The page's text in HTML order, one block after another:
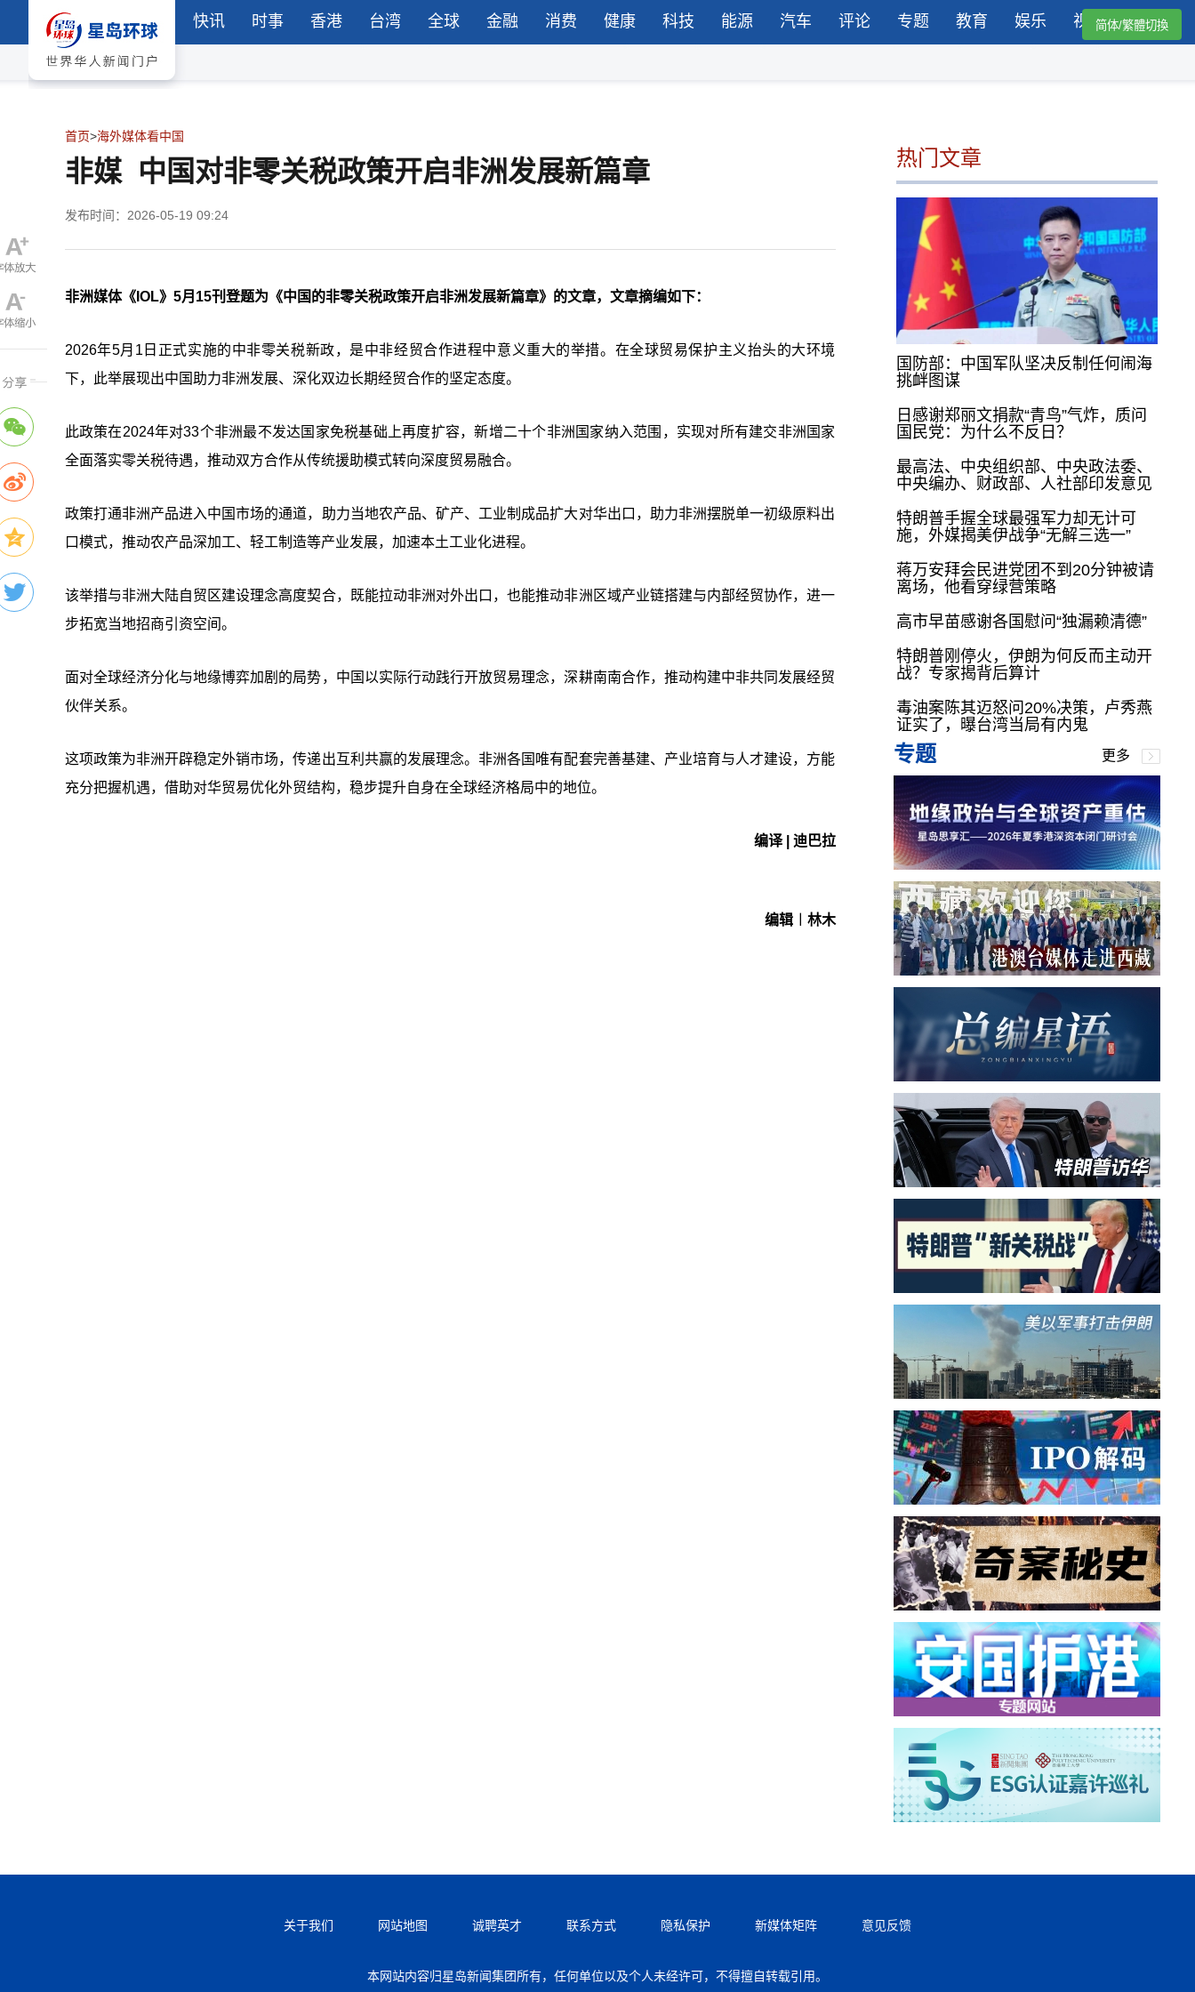
快讯 时事 香港 台湾 全球 金融 消费 健康 科技 能源 汽车 评论 专题 教育 娱乐 视频简体/繁體切換
首页>海外媒体看中国
非媒 中国对非零关税政策开启非洲发展新篇章
发布时间：2026-05-19 09:24
非洲媒体《IOL》5月15刊登题为《中国的非零关税政策开启非洲发展新篇章》的文章，文章摘编如下：
2026年5月1日正式实施的中非零关税新政，是中非经贸合作进程中意义重大的举措。在全球贸易保护主义抬头的大环境
下，此举展现出中国助力非洲发展、深化双边长期经贸合作的坚定态度。
此政策在2024年对33个非洲最不发达国家免税基础上再度扩容，新增二十个非洲国家纳入范围，实现对所有建交非洲国家
全面落实零关税待遇，推动双方合作从传统援助模式转向深度贸易融合。
政策打通非洲产品进入中国市场的通道，助力当地农产品、矿产、工业制成品扩大对华出口，助力非洲摆脱单一初级原料出
口模式，推动农产品深加工、轻工制造等产业发展，加速本土工业化进程。
该举措与非洲大陆自贸区建设理念高度契合，既能拉动非洲对外出口，也能推动非洲区域产业链搭建与内部经贸协作，进一
步拓宽当地招商引资空间。
面对全球经济分化与地缘博弈加剧的局势，中国以实际行动践行开放贸易理念，深耕南南合作，推动构建中非共同发展经贸
伙伴关系。
这项政策为非洲开辟稳定外销市场，传递出互利共赢的发展理念。非洲各国唯有配套完善基建、产业培育与人才建设，方能
充分把握机遇，借助对华贸易优化外贸结构，稳步提升自身在全球经济格局中的地位。
编译 | 迪巴拉
编辑︱林木
热门文章
国防部：中国军队坚决反制任何闹海
挑衅图谋
日感谢郑丽文捐款“青鸟”气炸，质问
国民党：为什么不反日？
最高法、中央组织部、中央政法委、
中央编办、财政部、人社部印发意见
特朗普手握全球最强军力却无计可
施，外媒揭美伊战争“无解三选一”
蒋万安拜会民进党团不到20分钟被请
离场，他看穿绿营策略
高市早苗感谢各国慰问“独漏赖清德”
特朗普刚停火，伊朗为何反而主动开
战？专家揭背后算计
毒油案陈其迈怒问20%决策，卢秀燕
证实了，曝台湾当局有内鬼
专题 更多
关于我们 网站地图 诚聘英才 联系方式 隐私保护 新媒体矩阵 意见反馈
本网站内容归星岛新闻集团所有，任何单位以及个人未经许可，不得擅自转载引用。